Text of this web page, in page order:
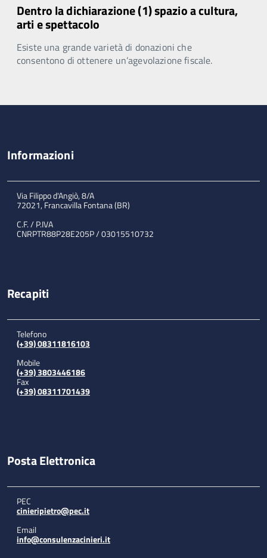
Dentro la dichiarazione (1) spazio a cultura,
arti e spettacolo
Esiste una grande varietà di donazioni che
consentono di ottenere un’agevolazione fiscale.
Informazioni
Via Filippo d'Angiò, 8/A
72021, Francavilla Fontana (BR)
C.F. / P.IVA
CNRPTR88P28E205P / 03015510732
Recapiti
Telefono
(+39) 08311816103
Mobile
(+39) 3803446186
Fax
(+39) 08311701439
Posta Elettronica
PEC
cinieripietro@pec.it
Email
info@consulenzacinieri.it